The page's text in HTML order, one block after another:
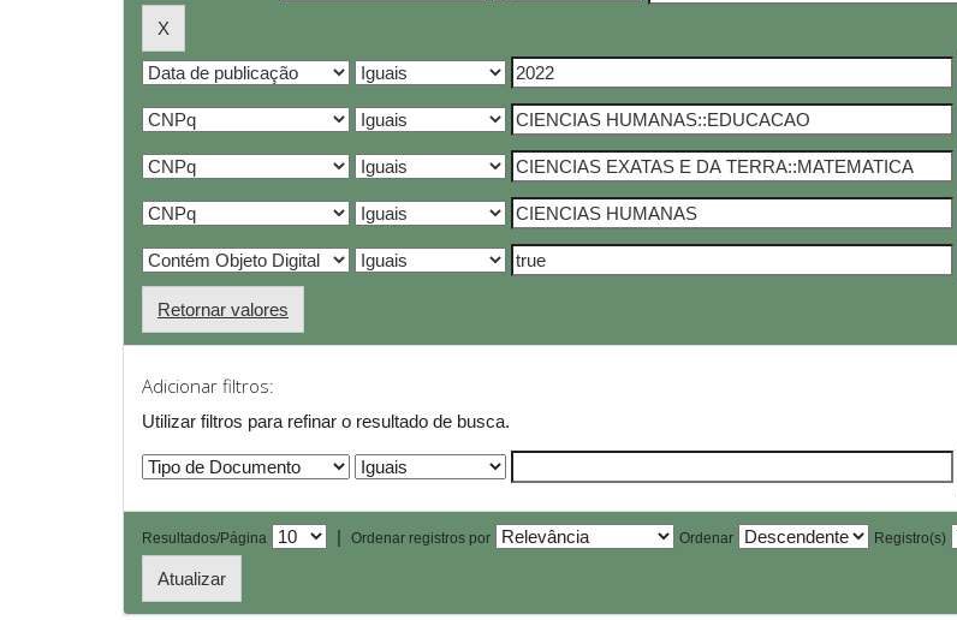
Retornar valores
Adicionar filtros:
Utilizar filtros para refinar o resultado de busca.
Resultados/Página | Ordenar registros por Ordenar Registro(s)